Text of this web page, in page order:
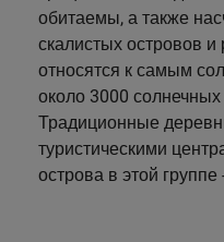
обитаемы, а также
скалистых островов
относятся к самым
около 3000 солнечных
Традиционные
туристическими
острова в этой